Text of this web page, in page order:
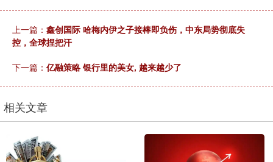
上一篇： 鑫创国际 哈梅内伊之子接棒即负伤，中东局势彻底失
控，全球捏把汗
下一篇： 亿融策略 银行里的美女, 越来越少了
相关文章